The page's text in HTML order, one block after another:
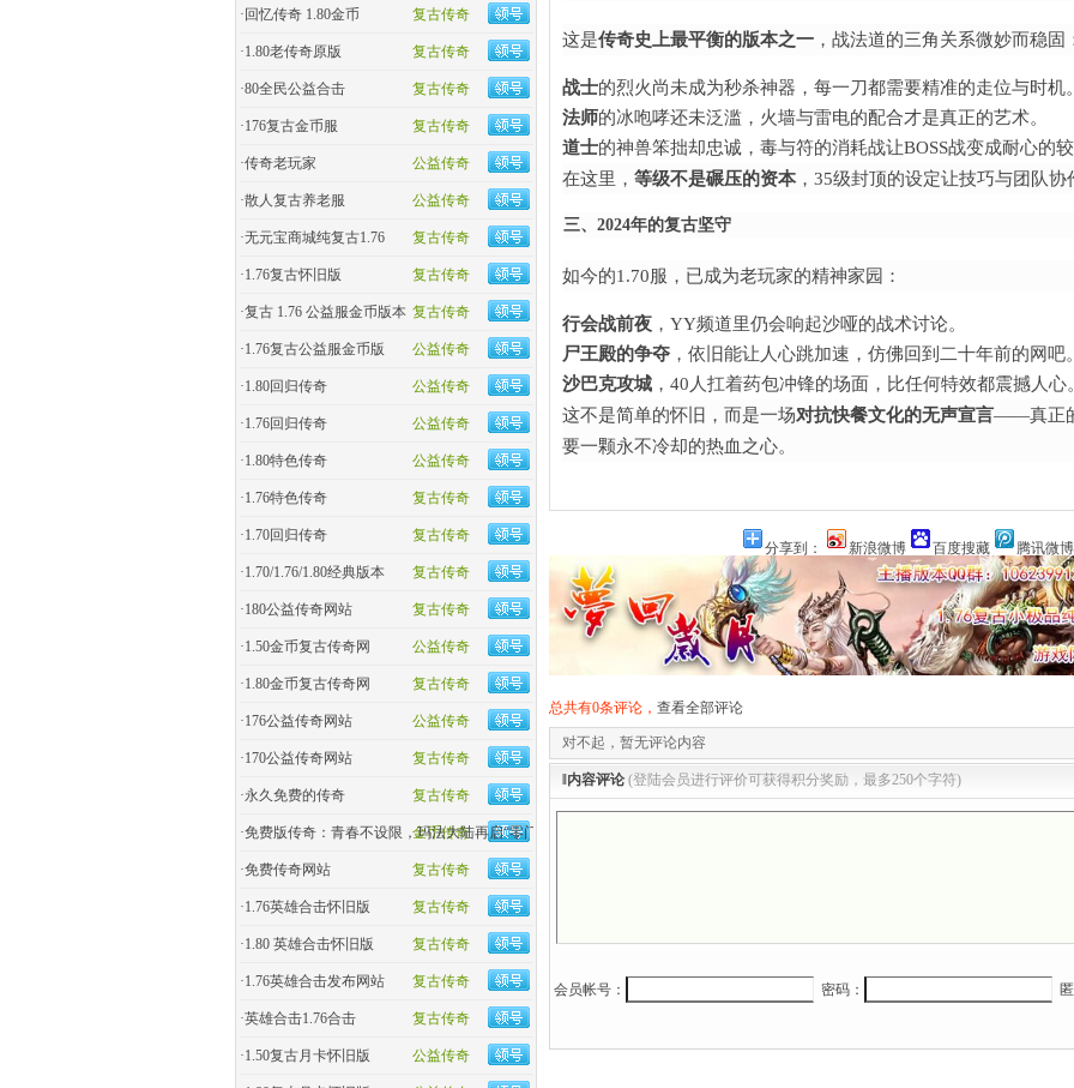
复古传奇
· 回忆传奇 1.80金币
复古传奇
·1.80老传奇原版
复古传奇
·80全民公益合击
复古传奇
·176复古金币服
公益传奇
·传奇老玩家
公益传奇
·散人复古养老服
复古传奇
·无元宝商城纯复古1.76
复古传奇
·1.76复古怀旧版
复古传奇
·复古 1.76 公益服金币版本
公益传奇
·1.76复古公益服金币版
公益传奇
·1.80回归传奇
公益传奇
·1.76回归传奇
公益传奇
·1.80特色传奇
复古传奇
·1.76特色传奇
复古传奇
·1.70回归传奇
复古传奇
·1.70/1.76/1.80经典版本
复古传奇
·180公益传奇网站
公益传奇
·1.50金币复古传奇网
复古传奇
·1.80金币复古传奇网
公益传奇
·176公益传奇网站
复古传奇
·170公益传奇网站
复古传奇
·永久免费的传奇
金币传奇
·免费版传奇：青春不设限，玛法大陆再启“零门槛”热血
复古传奇
·免费传奇网站
复古传奇
·1.76英雄合击怀旧版
复古传奇
·1.80 英雄合击怀旧版
复古传奇
·1.76英雄合击发布网站
复古传奇
·英雄合击1.76合击
公益传奇
·1.50复古月卡怀旧版
这是传奇史上最平衡的版本之一 ，战法道的三角关系微妙而稳固
战士的烈火尚未成为秒杀神器，每一刀都需要精准的走位与时机
法师的冰咆哮还未泛滥，火墙与雷电的配合才是真正的艺术。
道士的神兽笨拙却忠诚，毒与符的消耗战让BOSS战变成耐心的
在这里，​等级不是碾压的资本，35级封顶的设定让技巧与团队
三、2024年的复古坚守
如今的1.70服，已成为老玩家的精神家园：
行会战前夜 ，YY频道里仍会响起沙哑的战术讨论。
尸王殿的争夺 ，依旧能让人心跳加速，仿佛回到二十年前的网吧
沙巴克攻城 ，40人扛着药包冲锋的场面，比任何特效都震撼人心
这不是简单的怀旧，而是一场对抗快餐文化的无声宣言——真正
要一颗永不冷却的热血之心。
分享到： 新浪微博 百度搜藏 腾讯微博
总共有0条评论， 查看全部评论
对不起，暂无评论内容
‖内容评论 (登陆会员进行评价可获得积分奖励，最多250个字符)
会员帐号： 密码：